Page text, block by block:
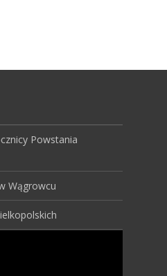
Powstania
Wągrowcu